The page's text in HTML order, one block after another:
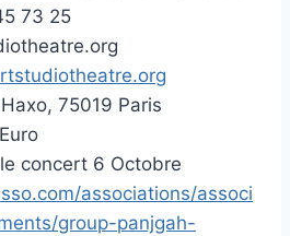
73 25
75019 Paris
concert 6 Octobre
associations/associ
group-panjgah-